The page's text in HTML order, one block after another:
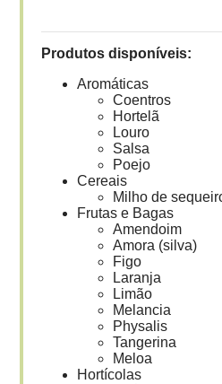
Produtos disponíveis:
Aromáticas
Coentros
Hortelã
Louro
Salsa
Poejo
Cereais
Milho de
Frutas e Bagas
Amendoim
Amora (silva)
Figo
Laranja
Limão
Melancia
Physalis
Tangerina
Meloa
Hortícolas